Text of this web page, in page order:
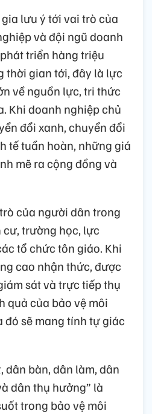
lưu ý tới vai trò của
và đội ngũ doanh
triển hàng triệu
thời gian tới, đây là lực
về nguồn lực, tri thức
Khi doanh nghiệp chủ
đổi xanh, chuyển đổi
tế tuần hoàn, những giá
mẽ ra cộng đồng và
của người dân trong
trường học, lực
tổ chức tôn giáo. Khi
cao nhận thức, được
sát và trực tiếp thụ
quả của bảo vệ môi
sẽ mang tính tự giác
dân bàn, dân làm, dân
dân thụ hưởng” là
trong bảo vệ môi